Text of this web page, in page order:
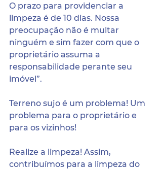
O prazo para providenciar a
limpeza é de 10 dias. Nossa
preocupação não é multar
ninguém e sim fazer com que o
proprietário assuma a
responsabilidade perante seu
imóvel”.
Terreno sujo é um problema! Um
problema para o proprietário e
para os vizinhos!
Realize a limpeza! Assim,
contribuímos para a limpeza do